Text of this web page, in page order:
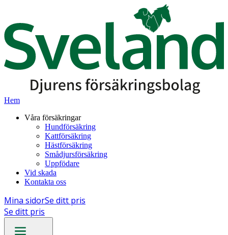
Hem
Våra försäkringar
Hundförsäkring
Kattförsäkring
Hästförsäkring
Smådjursförsäkring
Uppfödare
Vid skada
Kontakta oss
Mina sidorSe ditt pris
Se ditt pris